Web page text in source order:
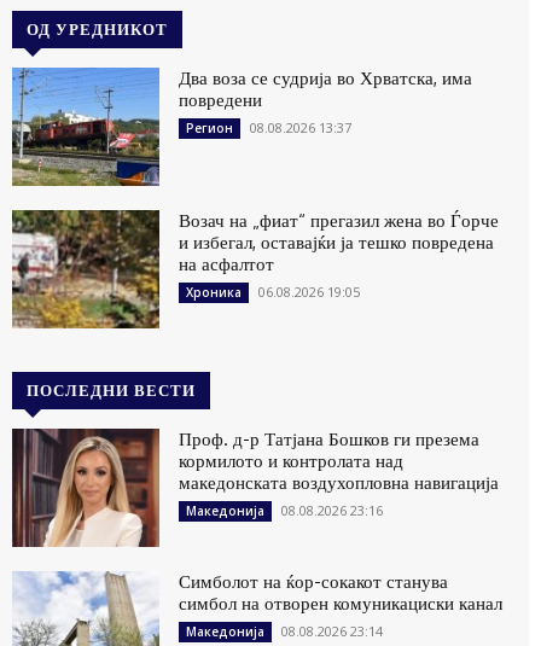
ОД УРЕДНИКОТ
Два воза се судрија во Хрватска, има
повредени
Регион 08.08.2026 13:37
Возач на „фиат“ прегазил жена во Ѓорче
и избегал, оставајќи ја тешко повредена
на асфалтот
Хроника 06.08.2026 19:05
ПОСЛЕДНИ ВЕСТИ
Проф. д-р Татјана Бошков ги презема
кормилото и контролата над
македонската воздухопловна навигација
Македонија 08.08.2026 23:16
Симболот на ќор-сокакот станува
симбол на отворен комуникациски канал
Македонија 08.08.2026 23:14